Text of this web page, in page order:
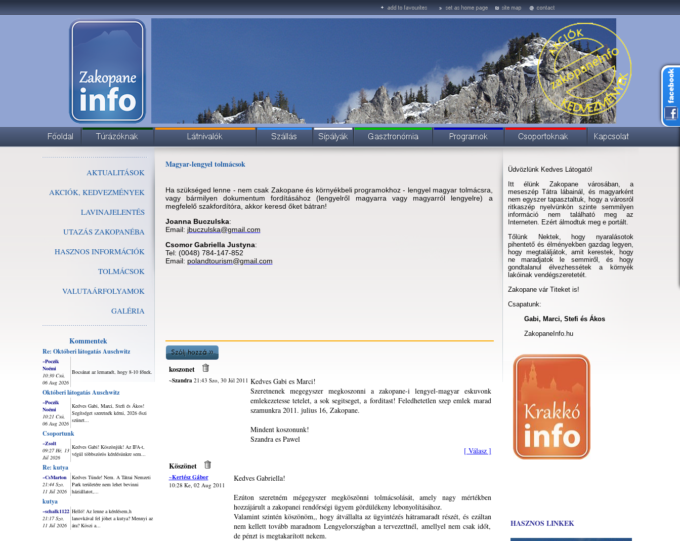
AKTUALITÁSOK
AKCIÓK, KEDVEZMÉNYEK
LAVINAJELENTÉS
UTAZÁS ZAKOPANÉBA
HASZNOS INFORMÁCIÓK
TOLMÁCSOK
VALUTAÁRFOLYAMOK
GALÉRIA
Kommentek
Re: Októberi látogatás Auschwitz
~Poczik
Noémi
10:30 Csü,
06 Aug 2026
Bocsánat az lemaradt, hogy 8-10 főnek.
Októberi látogatás Auschwitz
~Poczik
Noémi
10:21 Csü,
06 Aug 2026
Kedves Gabi, Marci, Stefi és Ákos!
Segítséget szeretnék kérni, 2026 őszi
szünet...
Csoportunk
~Zsolt
09:27 Hé, 13
Júl 2026
Kedves Gabi! Köszönjük! Az IFA-t,
végül többszörös kérdésünkre sem...
Re: kutya
~CsMarton
21:44 Szo,
11 Júl 2026
Kedves Tünde! Nem. A Tátrai Nemzeti
Park területére nem lehet bevinni
háziállatot,...
kutya
~schalk1122
21:17 Szo,
11 Júl 2026
Helló! Az lenne a kérdésem,h
lanovkával fel jöhet a kutya? Mennyi az
ára? Köszi a...
Magyar-lengyel tolmácsok
Ha szükséged lenne - nem csak Zakopane és környékbeli programokhoz - lengyel magyar tolmácsra,
vagy bármilyen dokumentum fordításához (lengyelről magyarra vagy magyarról lengyelre) a
megfelelő szakfordítóra, akkor keresd őket bátran!
Joanna Buczulska:
Email: jbuczulska@gmail.com
Csomor Gabriella Justyna:
Tel: (0048) 784-147-852
Email: polandtourism@gmail.com
koszonet
~Szandra21:43 Szo, 30 Júl 2011 Kedves Gabi es Marci!
Szeretnenek megegyszer megkoszonni a zakopane-i lengyel-magyar eskuvonk
emlekezetesse tetelet, a sok segitseget, a forditast! Feledhetetlen szep emlek marad
szamunkra 2011. julius 16, Zakopane.
Mindent koszonunk!
Szandra es Pawel
[ Válasz ]
Köszönet
~Kertész Gábor
10:28 Ke, 02 Aug 2011
Kedves Gabriella!
Ezúton szeretném mégegyszer megköszönni tolmácsolását, amely nagy mértékben
hozzájárult a zakopanei rendőrségi ügyem gördülékeny lebonyolításához.
Valamint szintén köszönöm,, hogy átvállalta az ügyintézés hátramaradt részét, és ezáltan
nem kellett tovább maradnom Lengyelországban a tervezettnél, amellyel nem csak időt,
de pénzt is megtakarított nekem.
Üdvözlünk Kedves Látogató!
Itt élünk Zakopane városában, a
meseszép Tátra lábainál, és magyarként
nem egyszer tapasztaltuk, hogy a városról
ritkaszép nyelvünkön szinte semmilyen
információ nem található meg az
Interneten. Ezért álmodtuk meg e portált.
Tőlünk Nektek, hogy nyaralásotok
pihentető és élményekben gazdag legyen,
hogy megtaláljátok, amit kerestek, hogy
ne maradjatok le semmiről, és hogy
gondtalanul élvezhessétek a környék
lakóinak vendégszeretetét.
Zakopane vár Titeket is!
Csapatunk:
Gabi, Marci, Stefi és Ákos
ZakopaneInfo.hu
HASZNOS LINKEK